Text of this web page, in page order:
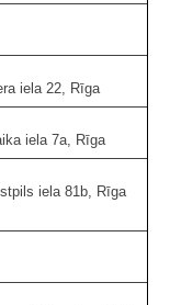
iela 22, Rīga
iela 7a, Rīga
iela 81b, Rīga